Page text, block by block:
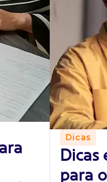
Dicas
Dicas
para